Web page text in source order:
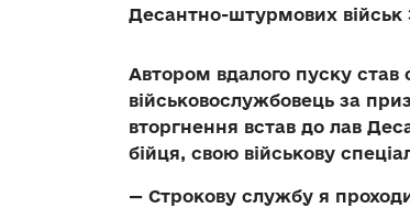
Десантно-штурмових військ
Автором вдалого пуску став
військовослужбовець за
вторгнення встав до лав
бійця, свою військову
— Строкову службу я